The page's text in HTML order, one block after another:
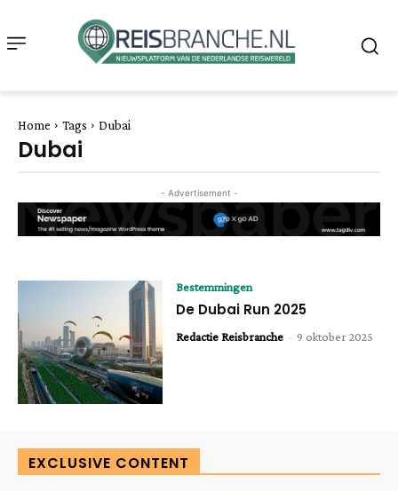
Home Tags Dubai
Dubai
- Advertisement -
Bestemmingen
De Dubai Run 2025
Redactie Reisbranche - 9 oktober 2025
EXCLUSIVE CONTENT